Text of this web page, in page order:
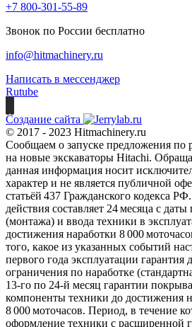
+7 800-301-55-89
Звонок по России бесплатно
info@hitmachinery.ru
Написать в мессенджер
Rutube
Создание сайта
© 2017 - 2023 Hitmachinery.ru
Сообщаем о запуске предложения по
на новые экскаваторы Hitachi.
данная информация носит
характер и не является публичной
статьёй 437 Гражданского кодекса
действия составляет 24 месяца с
(монтажа) и ввода техники в
достижения наработки 8 000
того, какое из указанных событий
первого года эксплуатации гарантия
ограничения по наработке
13‑го по 24‑й месяц гарантии
компоненты техники до достижения
8 000 моточасов. Период, в течение
оформление техники с расширенной